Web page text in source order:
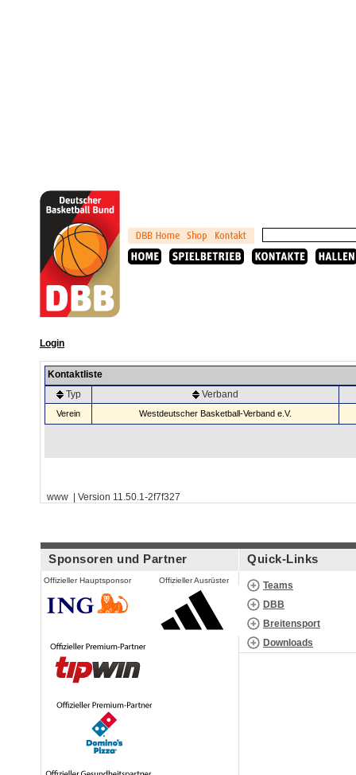
Login
Kontaktliste
Typ
Verband
Verein Westdeutscher Basketball-Verband e.V.
www | Version 11.50.1-2f7f327
Sponsoren und Partner
Offizieller Hauptsponsor Offizieller Ausrüster
Quick-Links
Teams
DBB
Breitensport
Downloads